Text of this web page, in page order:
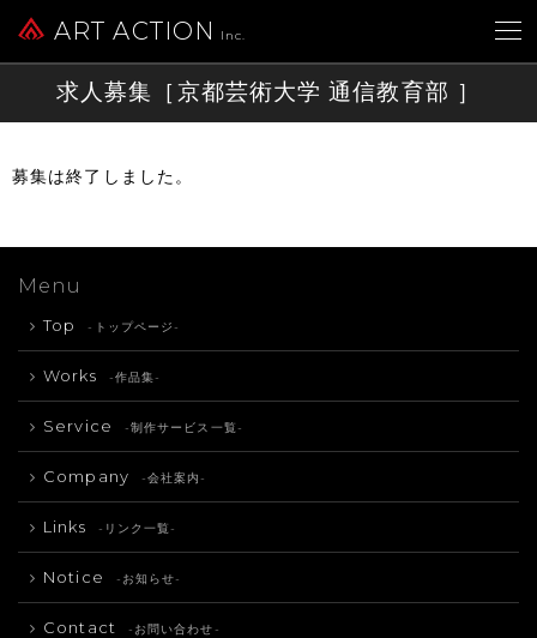
ART ACTION Inc.
求人募集［京都芸術大学 通信教育部 ］
募集は終了しました。
Menu
Top -トップページ-
Works -作品集-
Service -制作サービス一覧-
Company -会社案内-
Links -リンク一覧-
Notice -お知らせ-
Contact -お問い合わせ-